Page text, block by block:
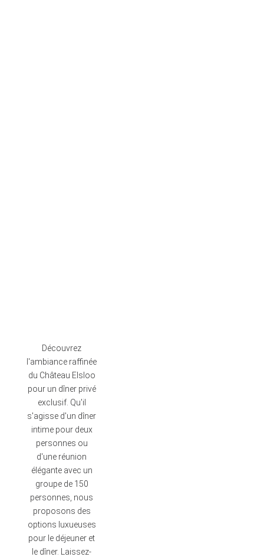
Découvrez
l'ambiance raffinée
du Château Elsloo
pour un dîner privé
exclusif. Qu'il
s'agisse d'un dîner
intime pour deux
personnes ou
d'une réunion
élégante avec un
groupe de 150
personnes, nous
proposons des
options luxueuses
pour le déjeuner et
le dîner. Laissez-